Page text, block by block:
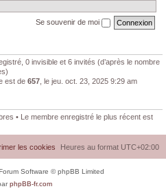
Se souvenir de moi
0 invisible et 6 invités (d’après le nombre
est de 657 , le jeu. oct. 23, 2025 9:29 am
• Le membre enregistré le plus récent est
Heures au format UTC+02:00
les cookies
Software © phpBB Limited
phpBB-fr.com